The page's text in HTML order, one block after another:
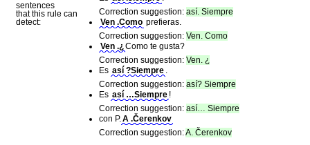
sentences
that this rule can
detect:
Correction suggestion: así. Siempre
Ven .Como prefieras.
Correction suggestion: Ven. Como
Ven .¿Como te gusta?
Correction suggestion: Ven. ¿
Es así ?Siempre .
Correction suggestion: así? Siempre
Es así …Siempre !
Correction suggestion: así… Siempre
con P.A .Čerenkov
Correction suggestion:A. Čerenkov